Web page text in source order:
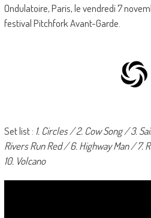
Ondulatoire, Paris, le vendredi 7
festival Pitchfork Avant-Garde.
Set list : 1. Circles / 2. Cow Song / 3.
Rivers Run Red / 6. Highway Man / 7.
10. Volcano